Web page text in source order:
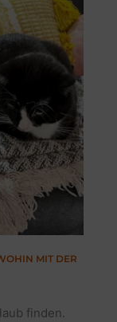
MIT DER
finden.